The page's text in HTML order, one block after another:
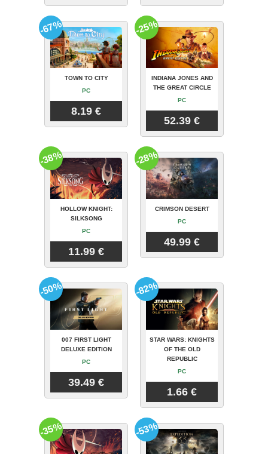
TOWN TO CITY
PC
8.19 €
-67%
INDIANA JONES AND
THE GREAT CIRCLE
PC
52.39 €
-25%
HOLLOW KNIGHT:
SILKSONG
PC
11.99 €
-38%
CRIMSON DESERT
PC
49.99 €
-28%
007 FIRST LIGHT
DELUXE EDITION
PC
39.49 €
-50%
STAR WARS: KNIGHTS
OF THE OLD
REPUBLIC
PC
1.66 €
-82%
-35% -53%